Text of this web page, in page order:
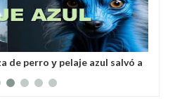
de perro у pelaje azul salvó a